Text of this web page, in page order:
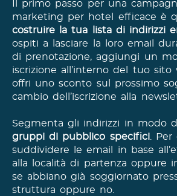
Il primo passo per una
marketing per hotel efficace è
costruire la tua lista di indirizzi
ospiti a lasciare la loro email
di prenotazione, aggiungi un
iscrizione all’interno del tuo sito
offri uno sconto sul prossimo
cambio dell’iscrizione alla
Segmenta gli indirizzi in modo
gruppi di pubblico specifici. Per
suddividere le email in base
alla località di partenza oppure
se abbiano già soggiornato
struttura oppure no.